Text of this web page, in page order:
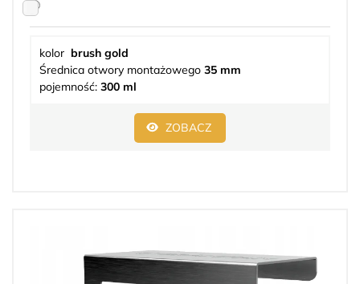
kolor brush gold
Średnica otwory montażowego 35 mm
pojemność: 300 ml
ZOBACZ